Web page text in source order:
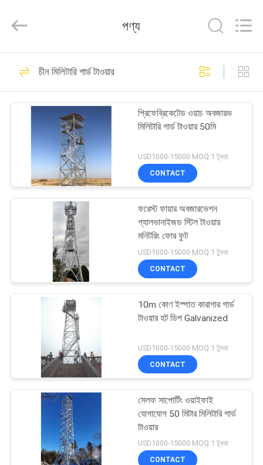
পণ্য
আমাদের
সম্পর্কে
কারখানা
খবর
উদ্ধৃতির
আবেদন
Structure
Rights
অ্যাঙ্গেল স্টিল টাওয়ার
50
নলাকার স্টিল টাওয়ার
33
মনোপোল স্টিল টাওয়ার
পণ্য
চীন মিলিটারি গার্ড টাওয়ার
প্রিফেব্রিকেটেড ওয়াচ অবজারভ
মিলিটারি গার্ড টাওয়ার 50মি
USD1000-15000 MOQ:1 টুকরা
CONTACT
ফরেস্ট ফায়ার অবজারভেশন
গ্যালভানাইজড স্টিল টাওয়ার
মনিটরিং ফোর ফুট
USD1000-15000 MOQ:1 টুকরা
CONTACT
10m কোণ ইস্পাত কারাগার গার্ড
টাওয়ার হট ডিপ Galvanized
USD1000-15000 MOQ:1 টুকরা
CONTACT
সেলফ সাপোর্টিং ওয়াইফাই
যোগাযোগ 50 মিটার মিলিটারি গার্ড
টাওয়ার
USD1000-15000 MOQ:1 টুকরা
CONTACT